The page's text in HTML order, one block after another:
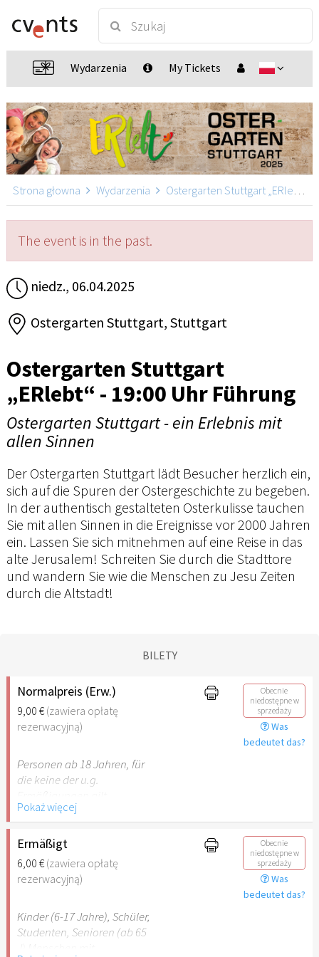
Wydarzenia My Tickets
Strona głowna Wydarzenia Ostergarten Stuttgart „ERlebt“
The event is in the past.
niedz., 06.04.2025
Ostergarten Stuttgart, Stuttgart
Ostergarten Stuttgart
„ERlebt“ - 19:00 Uhr Führung
Ostergarten Stuttgart - ein Erlebnis mit
allen Sinnen
Der Ostergarten Stuttgart lädt Besucher herzlich ein,
sich auf die Spuren der Ostergeschichte zu begeben.
In der authentisch gestalteten Osterkulisse tauchen
Sie mit allen Sinnen in die Ereignisse vor 2000 Jahren
ein. Lassen Sie sich mitnehmen auf eine Reise in das
alte Jerusalem! Schreiten Sie durch die Stadttore
und wandern Sie wie die Menschen zu Jesu Zeiten
durch die Altstadt!
BILETY
Normalpreis (Erw.)
9,00 €(zawiera opłatę
rezerwacyjną)
Obecnie
niedostępne w
sprzedaży
Was
bedeutet das?
Personen ab 18 Jahren, für
die keine der u.g.
Pokaż więcej
Ermäßigt
6,00 €(zawiera opłatę
rezerwacyjną)
Obecnie
niedostępne w
sprzedaży
Was
bedeutet das?
Kinder (6-17 Jahre), Schüler,
Studenten, Senioren (ab 65